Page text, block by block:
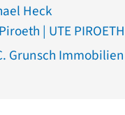
Heck
| UTE
Grunsch